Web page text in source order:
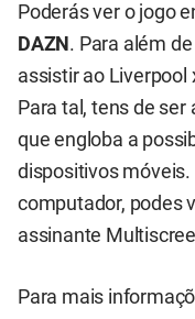
Poderás ver o jogo
DAZN . Para além
assistir ao Liverpool
Para tal, tens de
que engloba a
dispositivos
computador, podes
assinante
Para mais